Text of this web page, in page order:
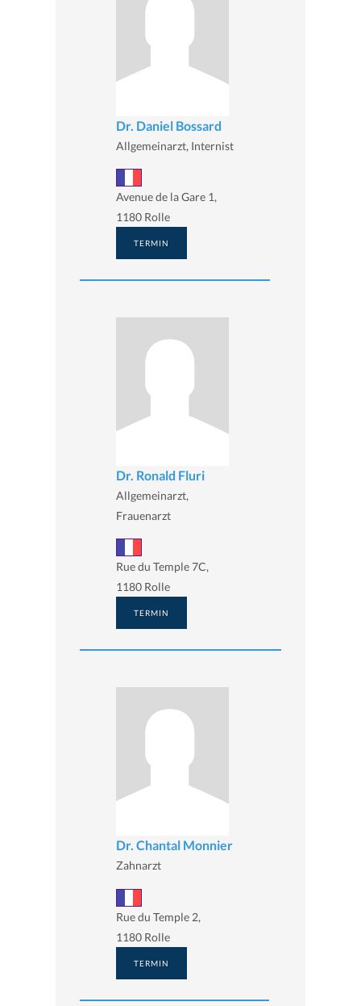
Dr. Daniel Bossard
Allgemeinarzt, Internist
Avenue de la Gare 1,
1180 Rolle
TERMIN
Dr. Ronald Fluri
Allgemeinarzt,
Frauenarzt
Rue du Temple 7C,
1180 Rolle
TERMIN
Dr. Chantal Monnier
Zahnarzt
Rue du Temple 2,
1180 Rolle
TERMIN